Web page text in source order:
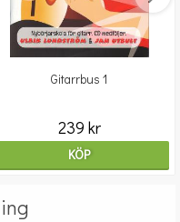
Gitarrbus 1
239 kr
KÖP